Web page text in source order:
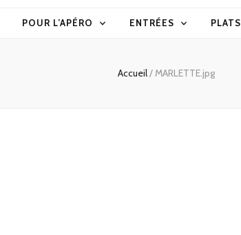
POUR L’APÉRO ENTRÉES PLATS
Accueil/MARLETTE.jpg